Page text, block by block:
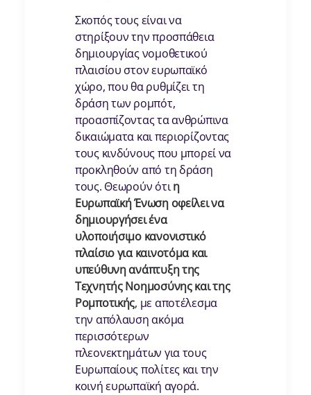
Σκοπός τους είναι να
στηρίξουν την προσπάθεια
δημιουργίας νομοθετικού
πλαισίου στον ευρωπαϊκό
χώρο, που θα ρυθμίζει τη
δράση των ρομπότ,
προασπίζοντας τα ανθρώπινα
δικαιώματα και περιορίζοντας
τους κινδύνους που μπορεί να
προκληθούν από τη δράση
τους. Θεωρούν ότιη
Ευρωπαϊκή Ένωση οφείλει να
δημιουργήσει ένα
υλοποιήσιμο κανονιστικό
πλαίσιο για καινοτόμα και
υπεύθυνη ανάπτυξη της
Τεχνητής Νοημοσύνης και της
Ρομποτικής, με αποτέλεσμα
την απόλαυση ακόμα
περισσότερων
πλεονεκτημάτων για τους
Ευρωπαίους πολίτες και την
κοινή ευρωπαϊκή αγορά.